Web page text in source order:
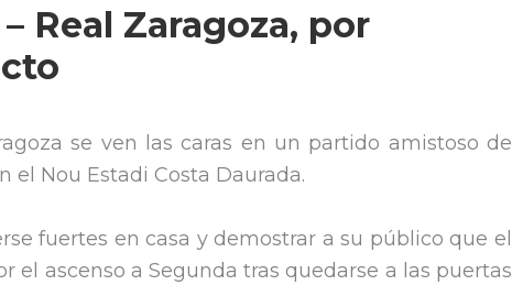
Real Zaragoza, por
se ven las caras en un partido amistoso de
el Nou Estadi Costa Daurada.
fuertes en casa y demostrar a su público que el
el ascenso a Segunda tras quedarse a las puertas